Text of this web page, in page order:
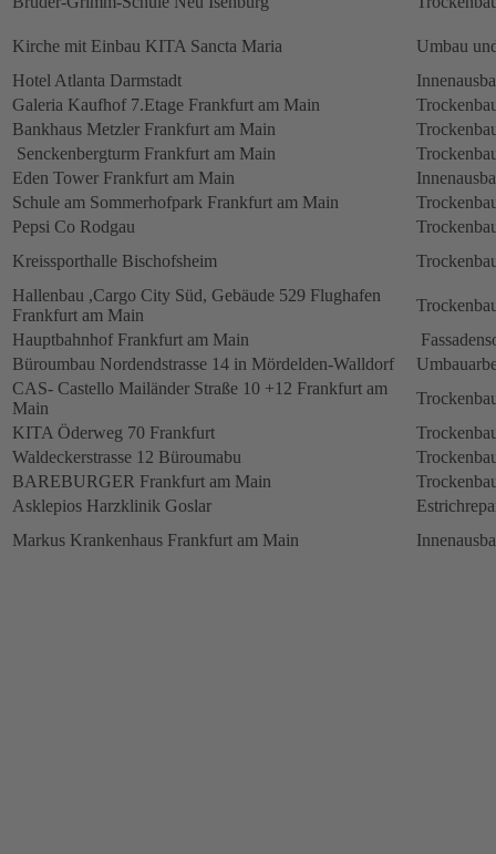
Kirche mit Einbau KITA Sancta Maria
Umbau
Hotel Atlanta Darmstadt
Galeria Kaufhof 7.Etage Frankfurt am Main
Bankhaus Metzler Frankfurt am Main
Senckenbergturm Frankfurt am Main
Eden Tower Frankfurt am Main
Schule am Sommerhofpark Frankfurt am Main
Pepsi Co Rodgau
Kreissporthalle Bischofsheim
Hallenbau ,Cargo City Süd, Gebäude 529 Flughafen
Frankfurt am Main
Hauptbahnhof Frankfurt am Main
Büroumbau Nordendstrasse 14 in Mördelden-Walldorf
CAS- Castello Mailänder Straße 10 +12 Frankfurt am
Main
KITA Öderweg 70 Frankfurt
Waldeckerstrasse 12 Büroumabu
BAREBURGER Frankfurt am Main
Asklepios Harzklinik Goslar
Markus Krankenhaus Frankfurt am Main